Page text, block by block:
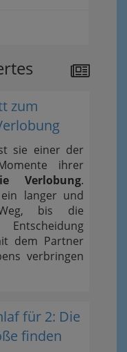
zum
sie einer der
ihrer
Verlobung.
langer und
bis die
dem Partner
verbringen
für 2: Die
finden